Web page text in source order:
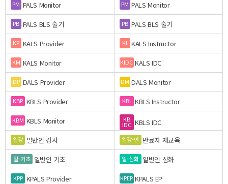
PM PALS Monitor PM PALS Monitor
PB PALS BLS 술기 PB PALS BLS 술기
KP KALS Provider KI KALS Instructor
KM KALS Monitor KIDC KALS IDC
DP DALS Provider DM DALS Monitor
KBP KBLS Provider KBI KBLS Instructor
KBM KBLS Monitor KB
IDC KBLS IDC
일강 일반인 강사 일강-만 만료자 재교육
일-기초 일반인 기초 일-심화 일반인 심화
KPP KPALS Provider KPEP KPALS EP